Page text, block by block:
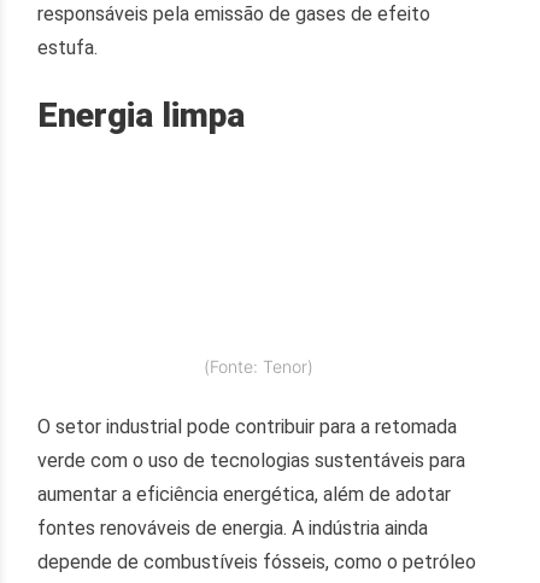
responsáveis pela emissão de gases de efeito
estufa.
Energia limpa
(Fonte: Tenor)
O setor industrial pode contribuir para a retomada
verde com o uso de tecnologias sustentáveis para
aumentar a eficiência energética, além de adotar
fontes renováveis de energia. A indústria ainda
depende de combustíveis fósseis, como o petróleo